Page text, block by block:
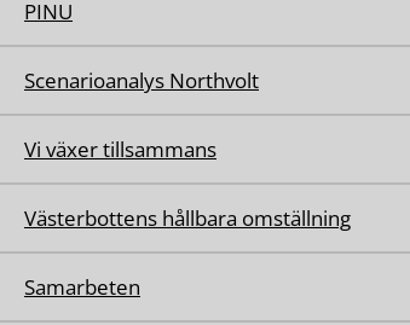
PINU
Scenarioanalys Northvolt
Vi växer tillsammans
Västerbottens hållbara omställning
Samarbeten